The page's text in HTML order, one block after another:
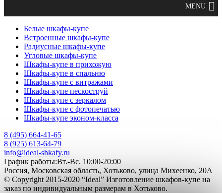
Белые шкафы-купе
Встроенные шкафы-купе
Радиусные шкафы-купе
Угловые шкафы-купе
Шкафы-купе в прихожую
Шкафы-купе в спальню
Шкафы-купе с витражами
Шкафы-купе пескоструй
Шкафы-купе с зеркалом
Шкафы-купе с фотопечатью
Шкафы-купе эконом-класса
8 (495) 664-41-65
8 (925) 613-64-79
info@ideal-shkafy.ru
График работы:Вт.-Вс. 10:00-20:00
Россия, Московская область, Хотьково, улица Михеенко, 20А
© Copyright 2015-2020 “Ideal” Изготовление шкафов-купе на
заказ по индивидуальным размерам в Хотьково.